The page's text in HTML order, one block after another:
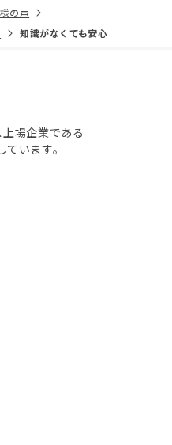
の声
知識がなくても安心
場企業である
います。